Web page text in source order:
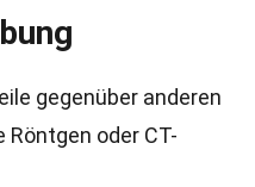
gegenüber anderen
Röntgen oder CT-